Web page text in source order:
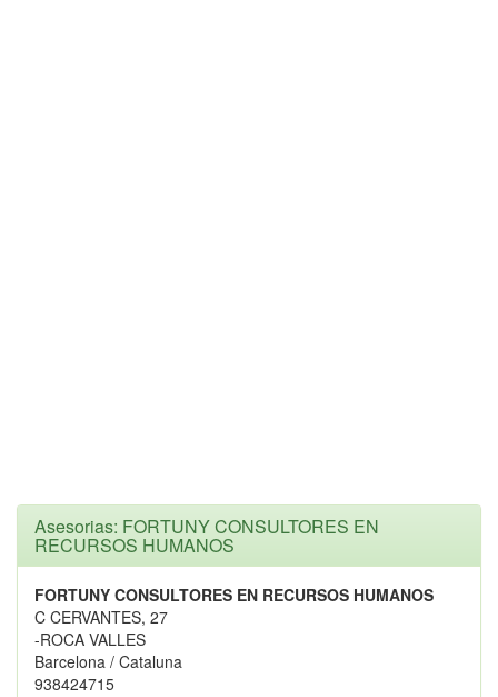
Asesorias: FORTUNY CONSULTORES EN
RECURSOS HUMANOS
FORTUNY CONSULTORES EN RECURSOS HUMANOS
C CERVANTES, 27
-ROCA VALLES
Barcelona / Cataluna
938424715